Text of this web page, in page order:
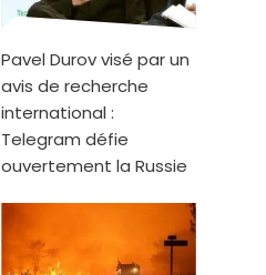
Pavel Durov visé par un
avis de recherche
international :
Telegram défie
ouvertement la Russie